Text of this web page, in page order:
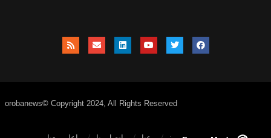
orobanews© Copyright 2024, All Rights Reserved